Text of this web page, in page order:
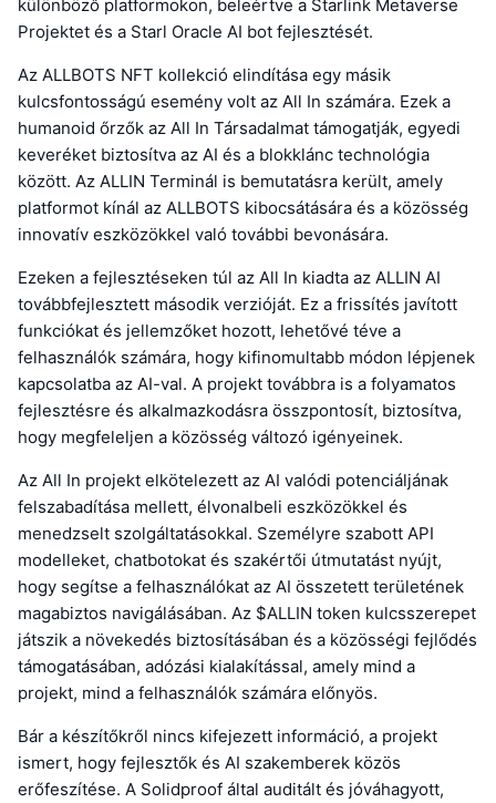
különböző platformokon, beleértve a Starlink Metaverse
Projektet és a Starl Oracle AI bot fejlesztését.
Az ALLBOTS NFT kollekció elindítása egy másik
kulcsfontosságú esemény volt az All In számára. Ezek a
humanoid őrzők az All In Társadalmat támogatják, egyedi
keveréket biztosítva az AI és a blokklánc technológia
között. Az ALLIN Terminál is bemutatásra került, amely
platformot kínál az ALLBOTS kibocsátására és a közösség
innovatív eszközökkel való további bevonására.
Ezeken a fejlesztéseken túl az All In kiadta az ALLIN AI
továbbfejlesztett második verzióját. Ez a frissítés javított
funkciókat és jellemzőket hozott, lehetővé téve a
felhasználók számára, hogy kifinomultabb módon lépjenek
kapcsolatba az AI-val. A projekt továbbra is a folyamatos
fejlesztésre és alkalmazkodásra összpontosít, biztosítva,
hogy megfeleljen a közösség változó igényeinek.
Az All In projekt elkötelezett az AI valódi potenciáljának
felszabadítása mellett, élvonalbeli eszközökkel és
menedzselt szolgáltatásokkal. Személyre szabott API
modelleket, chatbotokat és szakértői útmutatást nyújt,
hogy segítse a felhasználókat az AI összetett területének
magabiztos navigálásában. Az $ALLIN token kulcsszerepet
játszik a növekedés biztosításában és a közösségi fejlődés
támogatásában, adózási kialakítással, amely mind a
projekt, mind a felhasználók számára előnyös.
Bár a készítőkről nincs kifejezett információ, a projekt
ismert, hogy fejlesztők és AI szakemberek közös
erőfeszítése. A Solidproof által auditált és jóváhagyott,